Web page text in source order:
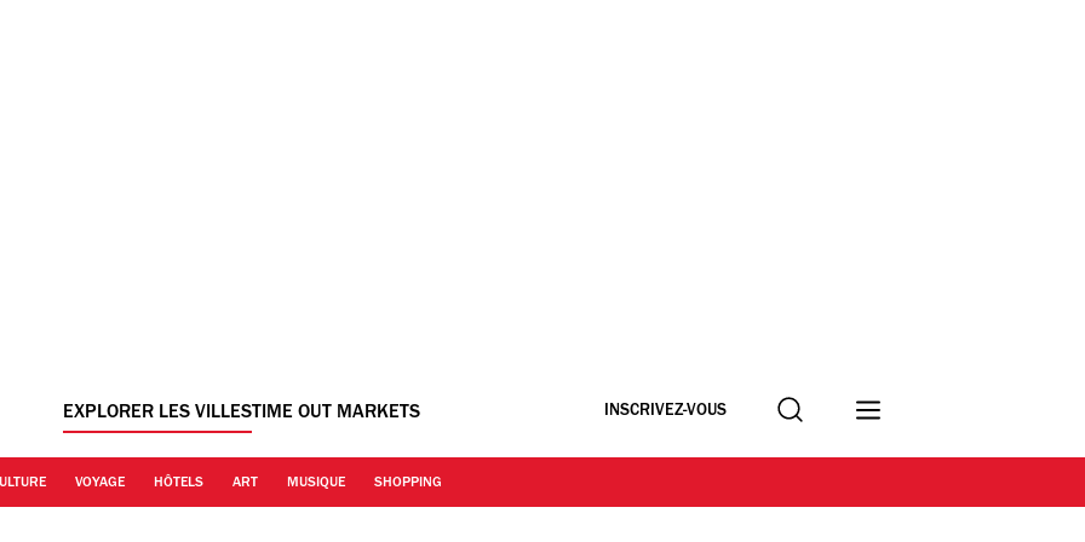
EXPLORER LES VILLESTIME OUT MARKETS INSCRIVEZ-VOUS Recherche
VOYAGE HÔTELS ART MUSIQUE SHOPPING